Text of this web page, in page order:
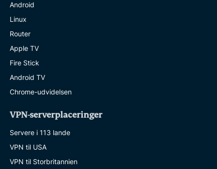
Android
Linux
Router
Apple TV
Fire Stick
Android TV
Chrome-udvidelsen
VPN-serverplaceringer
Servere i 113 lande
VPN til USA
VPN til Storbritannien